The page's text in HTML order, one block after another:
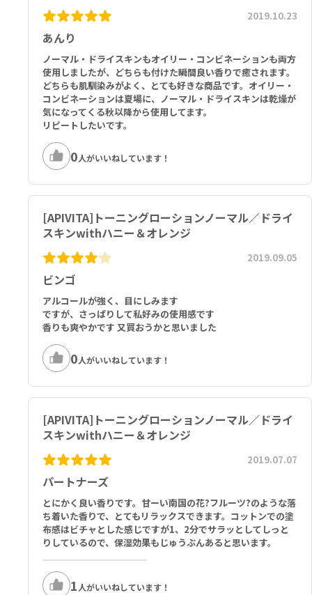
ＢＧ、パルミチン酸レチノール、エタノール、アーモンド*エキス、
トコフェロール、香料、リナロール、ヘキシルシンナマル、リモネ
ン、シトロネロール、クマリン、サリチル酸ベンジル *認定された有
機栽培由来 **チャ*葉 注入液＝緑茶ウォーター
あんり
2019.10.23
ノーマル・ドライスキンもオイリー・コンビネーションも両方
使用しましたが、どちらも付けた瞬間良い香りで癒されます。
どちらも肌馴染みがよく、とても好きな商品です。オイリー・
コンビネーションは夏場に、ノーマル・ドライスキンは乾燥が
気になってくる秋以降から使用してます。
リピートしたいです。
0人がいいねしています！
[APIVITA]トーニングローションノーマル／ドライ
スキンwithハニー＆オレンジ
ビンゴ
2019.09.05
アルコールが強く、目にしみます
ですが、さっぱりして私好みの使用感です
香りも爽やかです 又買おうかと思いました
0人がいいねしています！
[APIVITA]トーニングローションノーマル／ドライ
スキンwithハニー＆オレンジ
パートナーズ
2019.07.07
とにかく良い香りです。甘ーい南国の花?フルーツ?のような落
ち着いた香りで、とてもリラックスできます。コットンでの塗
布感はビチャとした感じですが1、2分でサラッとしてしっと
りしているので、保湿効果もじゅうぶんあると思います。
1 人がいいねしています！